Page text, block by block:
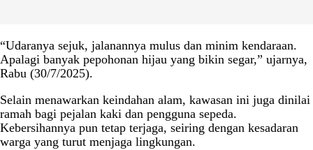
“Udaranya sejuk, jalanannya mulus dan minim kendaraan.
Apalagi banyak pepohonan hijau yang bikin segar,” ujarnya,
Rabu (30/7/2025).
Selain menawarkan keindahan alam, kawasan ini juga dinilai
ramah bagi pejalan kaki dan pengguna sepeda.
Kebersihannya pun tetap terjaga, seiring dengan kesadaran
warga yang turut menjaga lingkungan.